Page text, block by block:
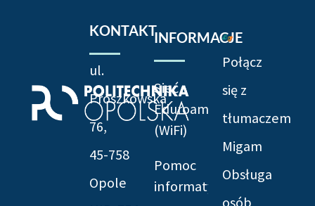
KONTAKT
ul.
Prószkowska
76,
45-758
Opole
INFORMACJE
Sieć
Eduroam
(WiFi)
Pomoc
informatyczna
Połącz
się z
tłumaczem
Migam
Obsługa